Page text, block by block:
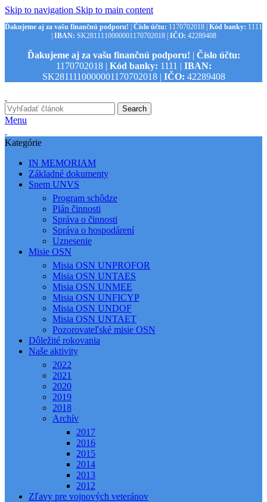
Skip to navigation Skip to main content
Ďakujeme aj za vašu finančnú podporu! Číslo účtu: 1170702018 | Kód banky: 1111
IBAN: SK2811110000001170702018 | IČO: 42289408
Ďakujeme aj za vašu finančnú podporu! | Číslo účtu:
1170702018 | Kód banky: 1111 | IBAN:
SK2811110000001170702018 | IČO: 42289408
Search
Menu
Kategórie
IN MEMORIAM
Základné dokumenty
Snem UNVS
Program schôdze
Plán činnosti
Správa o činnosti
Správa o hospodárení
Uznesenie
Misie OSN
Misia OSN UNPROFOR
Misia OSN UNTAES
Misia OSN UNMEE
Misia OSN UNFICYP
Misia OSN UNDOF
Misia OSN UNTAET
Pozorovateľské misie OSN
Dôležité rokovania
Naše aktivity
2022
2021
2020
2019
2018
Archív
2017
2016
2015
2014
2013
2012
Zľavy pre vojnových veteránov